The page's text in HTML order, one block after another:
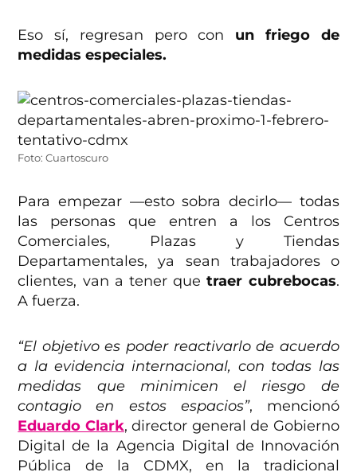
Eso sí, regresan pero con un friego de
medidas especiales.
Foto: Cuartoscuro
Para empezar —esto sobra decirlo— todas
las personas que entren a los Centros
Comerciales, Plazas y Tiendas
Departamentales, ya sean trabajadores o
clientes, van a tener quetraer cubrebocas.
A fuerza.
“El objetivo es poder reactivarlo de acuerdo
a la evidencia internacional, con todas las
medidas que minimicen el riesgo de
contagio en estos espacios”, mencionó
Eduardo Clark, director general de Gobierno
Digital de la Agencia Digital de Innovación
Pública de la CDMX, en la tradicional